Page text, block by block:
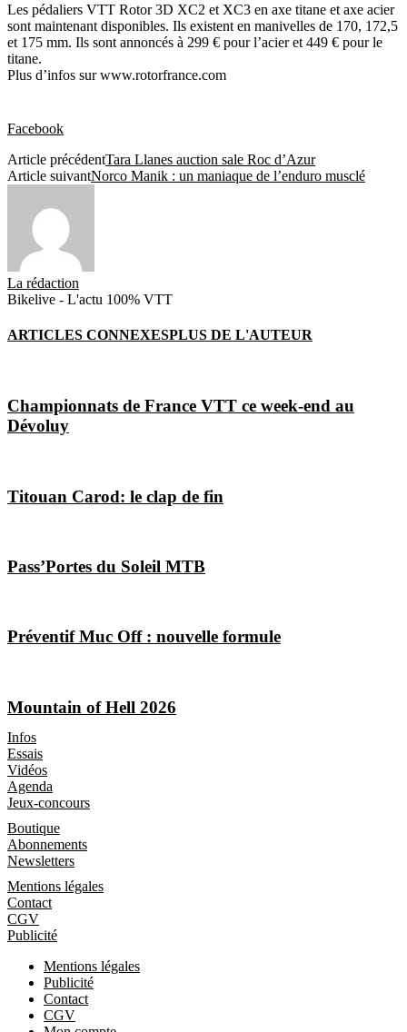
Les pédaliers VTT Rotor 3D XC2 et XC3 en axe titane et axe acier
sont maintenant disponibles. Ils existent en manivelles de 170, 172,5
et 175 mm. Ils sont annoncés à 299 € pour l’acier et 449 € pour le
titane.
Plus d’infos sur www.rotorfrance.com
Facebook
Article précédentTara Llanes auction sale Roc d’Azur
Article suivantNorco Manik : un maniaque de l’enduro musclé
La rédaction
Bikelive - L'actu 100% VTT
ARTICLES CONNEXESPLUS DE L'AUTEUR
Championnats de France VTT ce week-end au
Dévoluy
Titouan Carod: le clap de fin
Pass’Portes du Soleil MTB
Préventif Muc Off : nouvelle formule
Mountain of Hell 2026
Infos
Essais
Vidéos
Agenda
Jeux-concours
Boutique
Abonnements
Newsletters
Mentions légales
Contact
CGV
Publicité
Mentions légales
Publicité
Contact
CGV